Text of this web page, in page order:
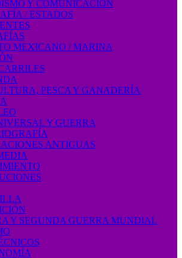
Y COMUNICACIÓN
/ ESTADOS
MEXICANO / MARINA
PESCA Y GANADERÍA
Y GUERRA
ANTIGUAS
Y SEGUNDA GUERRA MUNDIAL